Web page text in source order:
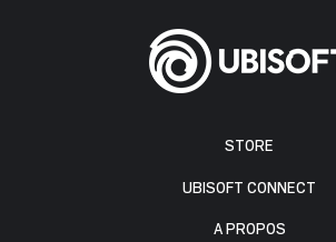
STORE
UBISOFT CONNECT
A PROPOS